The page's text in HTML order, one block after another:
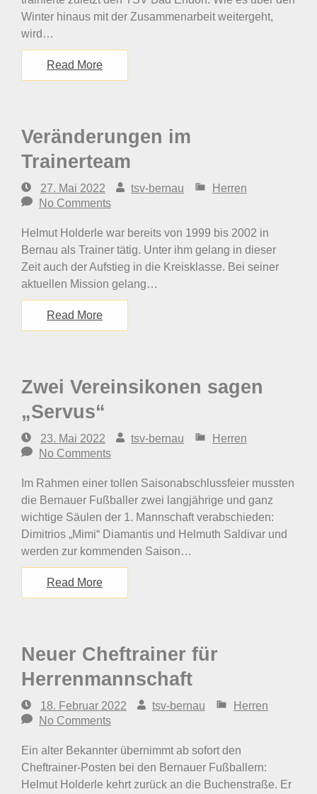
Winter hinaus mit der Zusammenarbeit weitergeht,
wird…
Read More
Veränderungen im
Trainerteam
27. Mai 2022 tsv-bernau
Herren
No Comments
Helmut Holderle war bereits von 1999 bis 2002 in
Bernau als Trainer tätig. Unter ihm gelang in dieser
Zeit auch der Aufstieg in die Kreisklasse. Bei seiner
aktuellen Mission gelang…
Read More
Zwei Vereinsikonen sagen
„Servus“
23. Mai 2022 tsv-bernau
Herren
No Comments
Im Rahmen einer tollen Saisonabschlussfeier mussten
die Bernauer Fußballer zwei langjährige und ganz
wichtige Säulen der 1. Mannschaft verabschieden:
Dimitrios „Mimi“ Diamantis und Helmuth Saldivar und
werden zur kommenden Saison…
Read More
Neuer Cheftrainer für
Herrenmannschaft
18. Februar 2022 tsv-bernau
Herren
No Comments
Ein alter Bekannter übernimmt ab sofort den
Cheftrainer-Posten bei den Bernauer Fußballern:
Helmut Holderle kehrt zurück an die Buchenstraße. Er